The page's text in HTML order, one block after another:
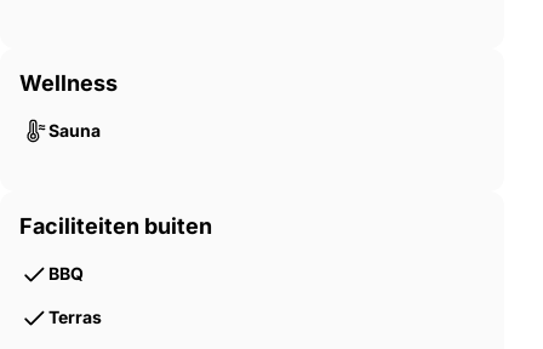
Wellness
Sauna
Faciliteiten buiten
BBQ
Terras